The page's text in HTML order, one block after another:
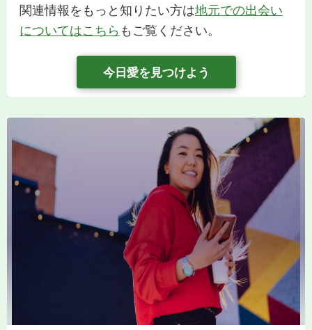
関連情報をもっと知りたい方は地元での出会い
についてはこちら もご覧ください。
今日愛を見つけよう